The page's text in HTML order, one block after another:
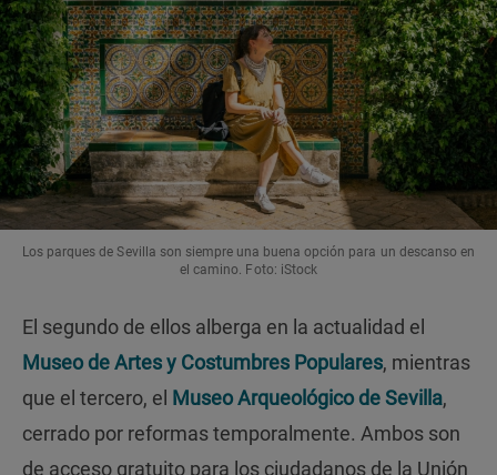
Los parques de Sevilla son siempre una buena opción para un descanso en
el camino. Foto: iStock
El segundo de ellos alberga en la actualidad el
Museo de Artes y Costumbres Populares, mientras
que el tercero, el Museo Arqueológico de Sevilla,
cerrado por reformas temporalmente. Ambos son
de acceso gratuito para los ciudadanos de la Unión